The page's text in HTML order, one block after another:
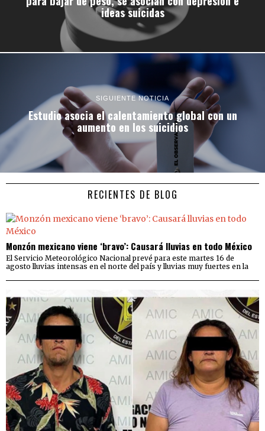
ideas suicidas
SIGUIENTE NOTICIA
Estudio asocia el calentamiento global con un
aumento en los suicidios
RECIENTES DE BLOG
Monzón mexicano viene ‘bravo’: Causará lluvias en todo México
El Servicio Meteorológico Nacional prevé para este martes 16 de
agosto lluvias intensas en el norte del país y lluvias muy fuertes en la